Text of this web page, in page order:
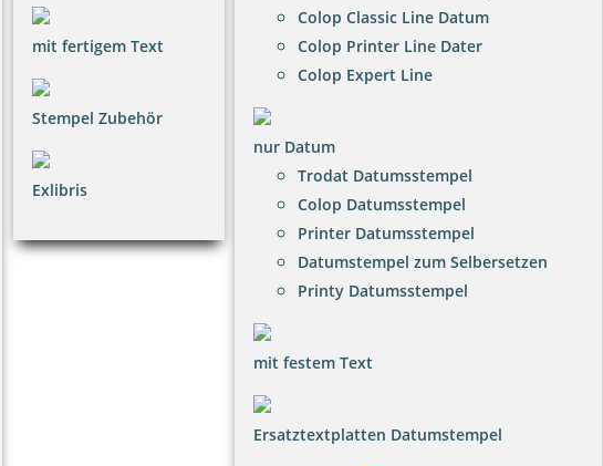
mit fertigem Text
Stempel Zubehör
Exlibris
Colop Classic Line Datum
Colop Printer Line Dater
Colop Expert Line
nur Datum
Trodat Datumsstempel
Colop Datumsstempel
Printer Datumsstempel
Datumstempel zum Selbersetzen
Printy Datumsstempel
mit festem Text
Ersatztextplatten Datumstempel